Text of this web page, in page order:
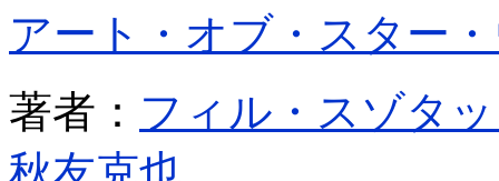
アート・オブ・スター
著者： フィル・スゾタ
秋友克也